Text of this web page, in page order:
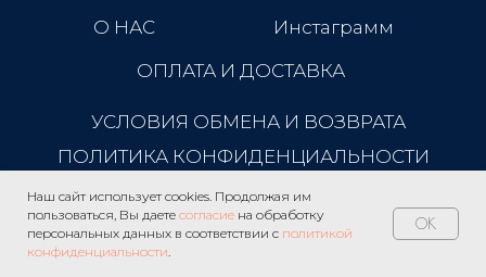
Наш сайт использует cookies. Продолжая им
пользоваться, Вы даете согласие на обработку
персональных данных в соответствии с политикой
конфиденциальности.
OK
УСЛОВИЯ ОБМЕНА И ВОЗВРАТА
ПОЛИТИКА КОНФИДЕНЦИАЛЬНОСТИ
Инстаграмм
О НАС
ОПЛАТА И ДОСТАВКА